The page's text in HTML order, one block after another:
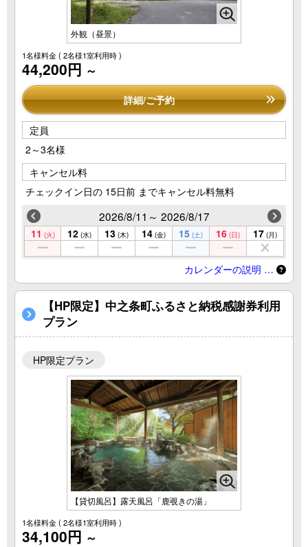
外観（昼景）
1名様料金( 2名様1室利用時 )
44,200円 ～
詳細/ご予約
定員
2～3名様
キャンセル料
チェックイン日の 15日前 までキャンセル料無料
2026/8/11～ 2026/8/17
11 (火) 12 (水) 13 (木) 14 (金) 15 (土) 16 (日) 17 (月)
カレンダーの説明 …
【HP限定】中之条町ふるさと納税感謝券利用
プラン
HP限定プラン
【貸切風呂】露天風呂「鹿覗きの湯」
1名様料金( 2名様1室利用時 )
34,100円 ～